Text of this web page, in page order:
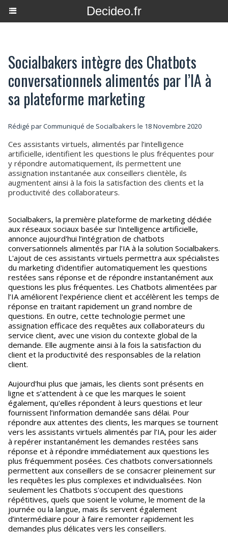
Decideo.fr
Socialbakers intègre des Chatbots
conversationnels alimentés par l’IA à
sa plateforme marketing
Rédigé par Communiqué de Socialbakers le 18 Novembre 2020
Ces assistants virtuels, alimentés par l’intelligence
artificielle, identifient les questions le plus fréquentes pour
y répondre automatiquement, ils permettent une
assignation instantanée aux conseillers clientèle, ils
augmentent ainsi à la fois la satisfaction des clients et la
productivité des collaborateurs.
Socialbakers, la première plateforme de marketing dédiée
aux réseaux sociaux basée sur l'intelligence artificielle,
annonce aujourd'hui l’intégration de chatbots
conversationnels alimentés par l’IA à la solution Socialbakers.
L'ajout de ces assistants virtuels permettra aux spécialistes
du marketing d'identifier automatiquement les questions
restées sans réponse et de répondre instantanément aux
questions les plus fréquentes. Les Chatbots alimentées par
l’IA améliorent l'expérience client et accélèrent les temps de
réponse en traitant rapidement un grand nombre de
questions. En outre, cette technologie permet une
assignation efficace des requêtes aux collaborateurs du
service client, avec une vision du contexte global de la
demande. Elle augmente ainsi à la fois la satisfaction du
client et la productivité des responsables de la relation
client.
Aujourd'hui plus que jamais, les clients sont présents en
ligne et s’attendent à ce que les marques le soient
également, qu'elles répondent à leurs questions et leur
fournissent l’information demandée sans délai. Pour
répondre aux attentes des clients, les marques se tournent
vers les assistants virtuels alimentés par l’IA, pour les aider
à repérer instantanément les demandes restées sans
réponse et à répondre immédiatement aux questions les
plus fréquemment posées. Ces chatbots conversationnels
permettent aux conseillers de se consacrer pleinement sur
les requêtes les plus complexes et individualisées. Non
seulement les Chatbots s'occupent des questions
répétitives, quels que soient le volume, le moment de la
journée ou la langue, mais ils servent également
d’intermédiaire pour à faire remonter rapidement les
demandes plus délicates vers les conseillers.